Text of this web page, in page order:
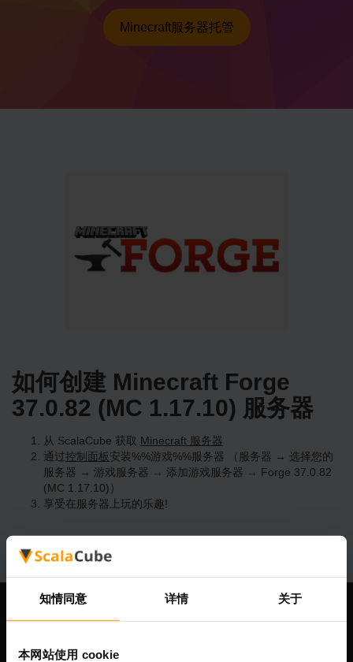
知情同意 详情 关于
本网站使用 cookie
Minecraft服务器托管
如何创建 Minecraft Forge
37.0.82 (MC 1.17.10) 服务器
从 ScalaCube 获取 Minecraft 服务器
通过控制面板安装%%游戏%%服务器 （服务器 → 选择您的
服务器 → 游戏服务器 → 添加游戏服务器 → Forge 37.0.82
(MC 1.17.10)）
享受在服务器上玩的乐趣!
我们公司